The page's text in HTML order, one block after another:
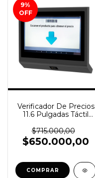
9%
OFF
Verificador De Precios
11.6 Pulgadas Táctil
ANDROID (SKU
107402)
$715.000,00
$650.000,00
COMPRAR